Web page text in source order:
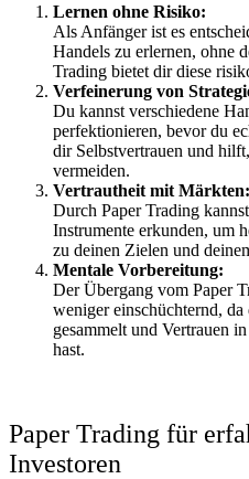
Lernen ohne Risiko:
Als Anfänger ist es
Handels zu erlernen, ohne
Trading bietet dir diese
Verfeinerung von
Du kannst verschiedene
perfektionieren, bevor du
dir Selbstvertrauen und
vermeiden.
Vertrautheit mit Märkten:
Durch Paper Trading
Instrumente erkunden, um
zu deinen Zielen und
Mentale Vorbereitung:
Der Übergang vom Paper
weniger einschüchternd,
gesammelt und Vertrauen
hast.
Paper Trading für
Investoren